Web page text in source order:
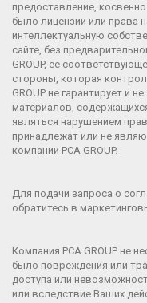
предоставление,
было лицензии или права
интеллектуальную
сайте, без
GROUP, ее
стороны, которая
GROUP не гарантирует и
материалов,
являться нарушением
принадлежат или не
компании PCA GROUP.
Для подачи запроса о
обратитесь в
Компания PCA GROUP не
было повреждения или
доступа или
или вследствие Ваших